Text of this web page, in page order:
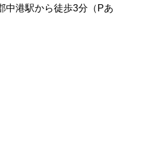
中港駅から徒歩3分（Pあ